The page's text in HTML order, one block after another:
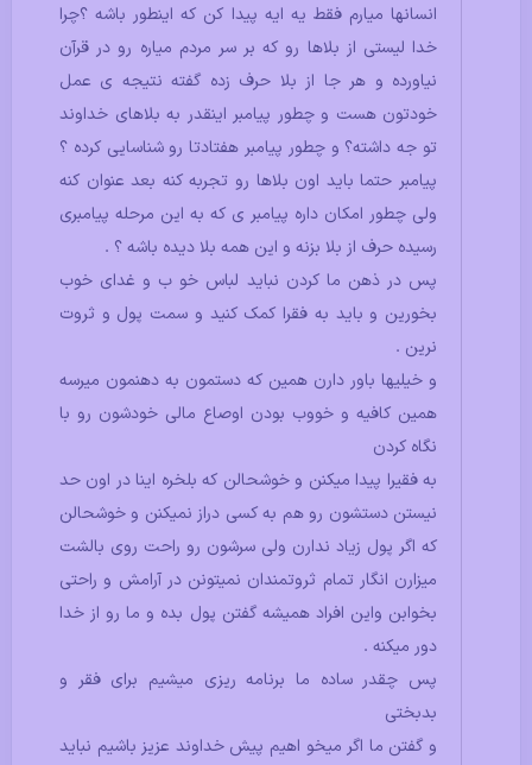
انسانها میارم فقط یه ایه پیدا کن که اینطور باشه ؟چرا
خدا لیستی از بلاها رو که بر سر مردم میاره رو در قرآن
نیاورده و هر جا از بلا حرف زده گفته نتیجه ی عمل
خودتون هست و چطور پیامبر اینقدر به بلاهای خداوند
تو جه داشته؟ و چطور پیامبر هفتادتا رو شناسایی کرده ؟
پیامبر حتما باید اون بلاها رو تجربه کنه بعد عنوان کنه
ولی چطور امکان داره پیامبر ی که به این مرحله پیامبری
رسیده حرف از بلا بزنه و این همه بلا دیده باشه ؟ .
پس در ذهن ما کردن نباید لباس خو ب و غدای خوب
بخورین و باید به فقرا کمک کنید و سمت پول و ثروت
نرین .
و خیلیها باور دارن همین که دستمون به دهنمون میرسه
همین کافیه و خووب بودن اوصاع مالی خودشون رو با
نگاه کردن
به فقیرا پیدا میکنن و خوشحالن که بلخره اینا در اون حد
نیستن دستشون رو هم به کسی دراز نمیکنن و خوشحالن
که اگر پول زیاد ندارن ولی سرشون رو راحت روی بالشت
میزارن انگار تمام ثروتمندان نمیتونن در آرامش و راحتی
بخوابن واین افراد همیشه گفتن پول بده و ما رو از خدا
دور میکنه .
پس چقدر ساده ما برنامه ریزی میشیم برای فقر و
بدبختی
و گفتن ما اگر میخو اهیم پیش خداوند عزیز باشیم نباید